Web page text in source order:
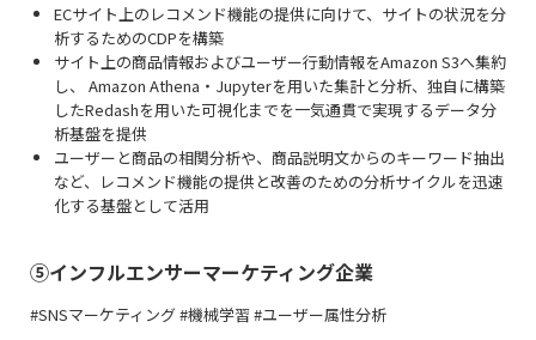
ECサイト上のレコメンド機能の提供に向けて、サイトの状況を分
析するためのCDPを構築
サイト上の商品情報およびユーザー行動情報をAmazon S3へ集約
し、 Amazon Athena・Jupyterを用いた集計と分析、独自に構築
したRedashを用いた可視化までを一気通貫で実現するデータ分
析基盤を提供
ユーザーと商品の相関分析や、商品説明文からのキーワード抽出
など、レコメンド機能の提供と改善のための分析サイクルを迅速
化する基盤として活用
⑤インフルエンサーマーケティング企業
#SNSマーケティング #機械学習 #ユーザー属性分析